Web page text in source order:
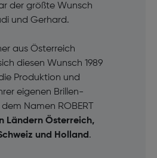
der größte Wunsch
und Gerhard.
aus Österreich
diesen Wunsch 1989
Produktion und
eigenen Brillen-
Namen ROBERT
Ländern Österreich,
und Holland .